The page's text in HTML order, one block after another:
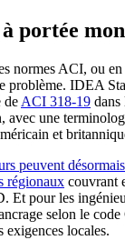
portée
normes ACI, ou
problème. IDEA
de ACI 318-19 dans
avec une
et
peuvent
régionaux couvrant
Et pour les
selon le
exigences locales.